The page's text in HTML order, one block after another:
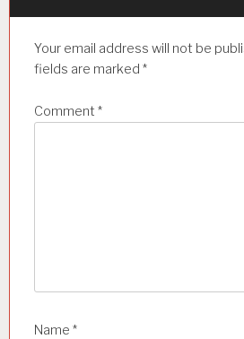
Your email address will not be
fields are marked *
Comment *
Name *